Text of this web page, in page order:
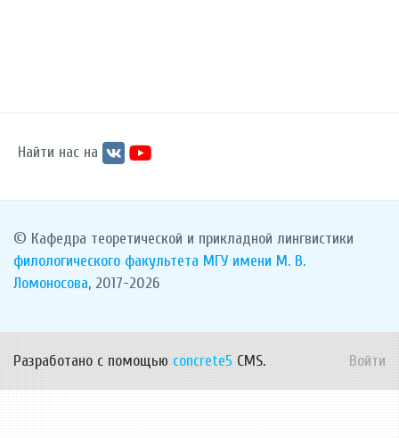
Найти нас на
© Кафедра теоретической и прикладной лингвистики
филологического факультета МГУ имени М. В.
Ломоносова, 2017-2026
Разработано с помощью concrete5 CMS. Войти